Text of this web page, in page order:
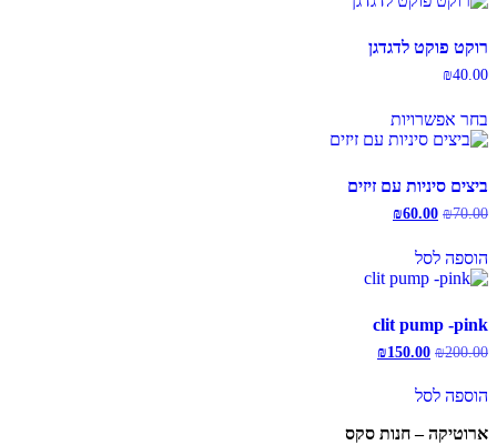
רוקט פוקט לדגדגן
₪40.00
בחר אפשרויות
יש
סוגים.
בעמוד
ביצים סיניות עם זיזים
₪70.00
המחיר
היה:
₪70.00.
₪60.00
הוספה לסל
clit pump -pink
₪200.00
המחיר
היה:
₪200.00.
₪150.00
הוספה לסל
ארוטיקה – חנות סקס